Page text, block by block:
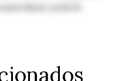
potenti.